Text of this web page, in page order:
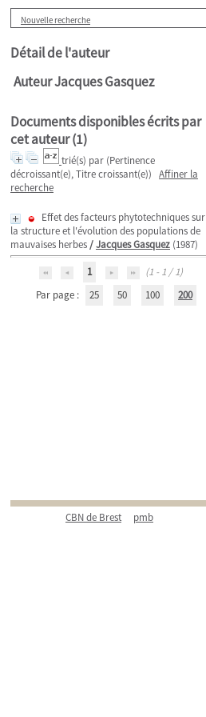
Nouvelle recherche
Détail de l'auteur
Auteur Jacques Gasquez
Documents disponibles écrits par
cet auteur (1)
trié(s) par (Pertinence
décroissant(e), Titre croissant(e)) Affiner la
recherche
Effet des facteurs phytotechniques sur
la structure et l'évolution des populations de
mauvaises herbes/Jacques Gasquez (1987)
1
(1 - 1 / 1)
Par page :
25 50 100 200
CBN de Brest pmb